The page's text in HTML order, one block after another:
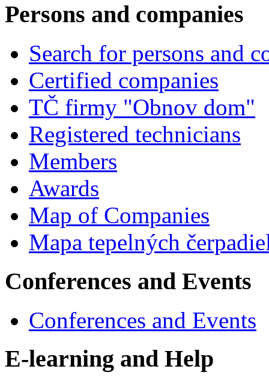
Persons and companies
Search for persons and
Certified companies
TČ firmy "Obnov dom"
Registered technicians
Members
Awards
Map of Companies
Mapa tepelných
Conferences and Events
Conferences and Events
E-learning and Help